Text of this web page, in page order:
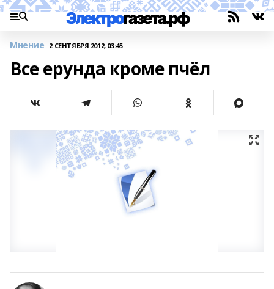
Мнение 2 СЕНТЯБРЯ 2012, 03:45
Все ерунда кроме пчёл